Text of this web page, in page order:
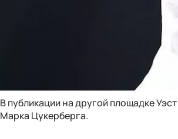
В публикации на другой площадке
Марка Цукерберга.